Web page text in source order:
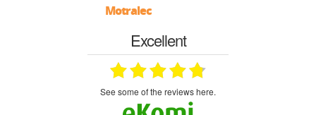
Motralec
Excellent
see some of the reviews here.